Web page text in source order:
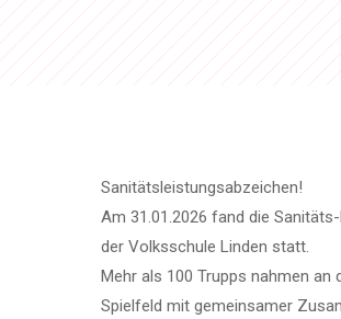
Sanitätsleistungsabzeichen!
Am 31.01.2026 fand die
der Volksschule Linden statt.
Mehr als 100 Trupps nahmen an
Spielfeld mit gemeinsamer